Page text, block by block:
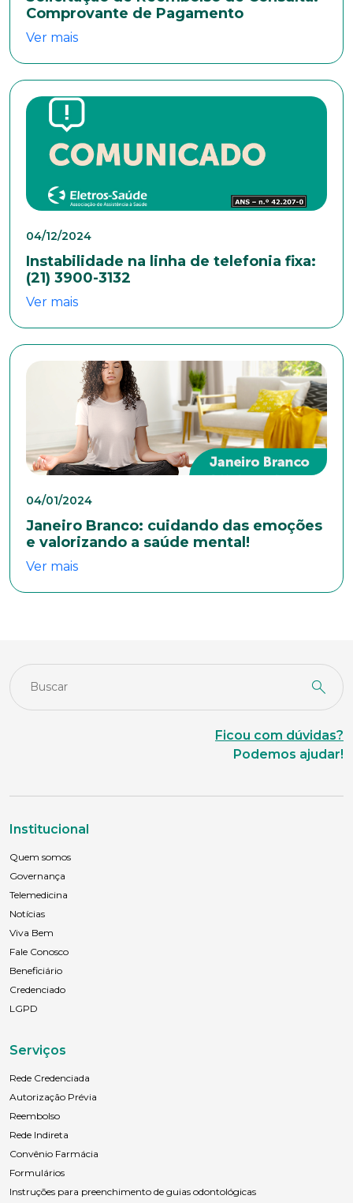
Comprovante de Pagamento
Ver mais
04/12/2024
Instabilidade na linha de telefonia fixa:
(21) 3900-3132
Ver mais
04/01/2024
Janeiro Branco: cuidando das emoções
e valorizando a saúde mental!
Ver mais
Ficou com dúvidas?
Podemos ajudar!
Institucional
Quem somos
Governança
Telemedicina
Notícias
Viva Bem
Fale Conosco
Beneficiário
Credenciado
LGPD
Serviços
Rede Credenciada
Autorização Prévia
Reembolso
Rede Indireta
Convênio Farmácia
Formulários
Instruções para preenchimento de guias odontológicas
Cidade
Naturalidade
Idade
Estado Civil
Masculino
Feminino Outros
Área de interesse
Anexar currículo*